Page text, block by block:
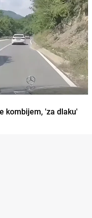
kombijem, 'za dlaku'